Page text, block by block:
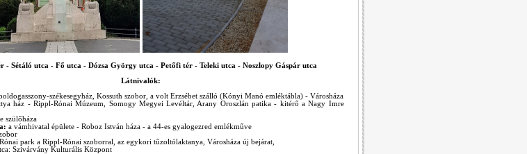
- Sétáló utca - Fő utca - Dózsa György utca - Petőfi tér - Teleki utca - Noszlopy Gáspár utca
Látnivalók:
székesegyház, Kossuth szobor, a volt Erzsébet szálló (Kónyi Manó emléktábla) - Városháza
ház - Rippl-Rónai Múzeum, Somogy Megyei Levéltár, Arany Oroszlán patika - kitérő a Nagy Imre
szülőháza
a vámhivatal épülete - Roboz István háza - a 44-es gyalogezred emlékműve
park a Rippl-Rónai szoborral, az egykori tűzoltólaktanya, Városháza új bejárat,
Szivárvány Kulturális Központ